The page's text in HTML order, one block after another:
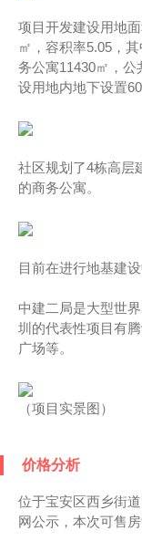
项目开发建设用地
㎡，容积率5.05，
务公寓11430㎡，
设用地内地下设置
社区规划了4栋高层
的商务公寓。
目前在进行地基建
中建二局是大型世
圳的代表性项目有
广场等。
（项目实景图）
价格分析
位于宝安区西乡街
网公示，本次可售房